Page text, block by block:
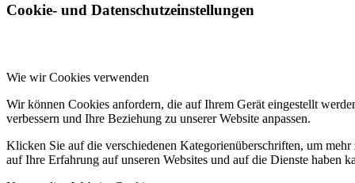
Cookie- und Datenschutzeinstellungen
Wie wir Cookies verwenden
Wir können Cookies anfordern, die auf Ihrem Gerät eingestellt
verbessern und Ihre Beziehung zu unserer Website anpassen.
Klicken Sie auf die verschiedenen Kategorienüberschriften, um
auf Ihre Erfahrung auf unseren Websites und auf die Dienste haben